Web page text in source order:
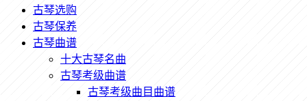
古琴选购
古琴保养
古琴曲谱
十大古琴名曲
古琴考级曲谱
古琴考级曲目曲谱